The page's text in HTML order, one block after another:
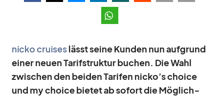
nicko crui­seslässt seine Kun­den nun auf­grund
ei­ner neuen Ta­rif­struk­tur bu­chen. Die Wahl
zwi­schen den bei­den Ta­ri­fen nicko’s choice
und my choice bie­tet ab so­fort die Mög­lich­